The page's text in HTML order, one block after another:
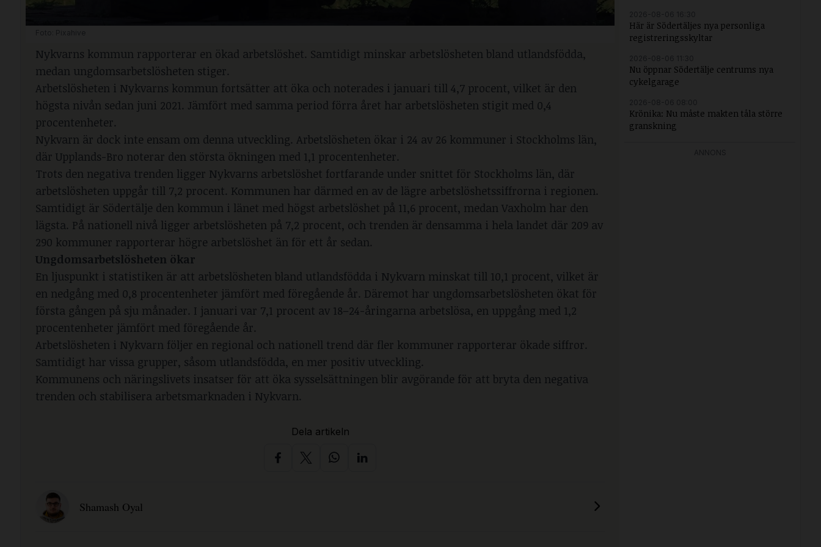
Nykvarns kommun rapporterar en ökad arbetslöshet. Samtidigt minskar arbetslösheten bland utlandsfödda,
medan ungdomsarbetslösheten stiger.
Arbetslösheten i Nykvarns kommun fortsätter att öka och noterades i januari till 4,7 procent, vilket är den
högsta nivån sedan juni 2021. Jämfört med samma period förra året har arbetslösheten stigit med 0,4
procentenheter.
Nykvarn är dock inte ensam om denna utveckling. Arbetslösheten ökar i 24 av 26 kommuner i Stockholms län,
där Upplands-Bro noterar den största ökningen med 1,1 procentenheter.
Trots den negativa trenden ligger Nykvarns arbetslöshet fortfarande under snittet för Stockholms län, där
arbetslösheten uppgår till 7,2 procent. Kommunen har därmed en av de lägre arbetslöshetssiffrorna i regionen.
Samtidigt är Södertälje den kommun i länet med högst arbetslöshet på 11,6 procent, medan Vaxholm har den
lägsta. På nationell nivå ligger arbetslösheten på 7,2 procent, och trenden är densamma i hela landet där 209 av
290 kommuner rapporterar högre arbetslöshet än för ett år sedan.
Ungdomsarbetslösheten ökar
En ljuspunkt i statistiken är att arbetslösheten bland utlandsfödda i Nykvarn minskat till 10,1 procent, vilket är
en nedgång med 0,8 procentenheter jämfört med föregående år. Däremot har ungdomsarbetslösheten ökat för
första gången på sju månader. I januari var 7,1 procent av 18–24-åringarna arbetslösa, en uppgång med 1,2
procentenheter jämfört med föregående år.
Arbetslösheten i Nykvarn följer en regional och nationell trend där fler kommuner rapporterar ökade siffror.
Samtidigt har vissa grupper, såsom utlandsfödda, en mer positiv utveckling.
Kommunens och näringslivets insatser för att öka sysselsättningen blir avgörande för att bryta den negativa
trenden och stabilisera arbetsmarknaden i Nykvarn.
Dela artikeln
Shamash Oyal
Här är Södertäljes nya personliga
registreringsskyltar
Nu öppnar Södertälje centrums nya
cykelgarage
Krönika: Nu måste makten tåla större
granskning